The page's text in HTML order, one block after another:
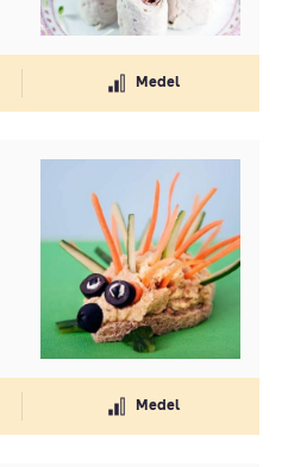
Medel
Medel